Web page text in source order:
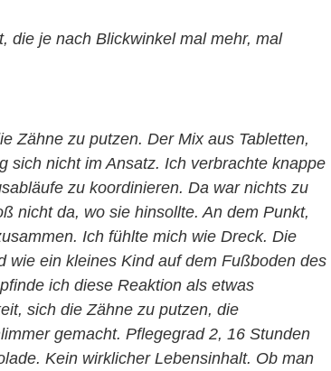
die je nach Blickwinkel mal mehr, mal
Zähne zu putzen. Der Mix aus Tabletten,
sich nicht im Ansatz. Ich verbrachte knappe
zu koordinieren. Da war nichts zu
nicht da, wo sie hinsollte. An dem Punkt,
Ich fühlte mich wie Dreck. Die
wie ein kleines Kind auf dem Fußboden des
ich diese Reaktion als etwas
sich die Zähne zu putzen, die
gemacht. Pflegegrad 2, 16 Stunden
Kein wirklicher Lebensinhalt. Ob man